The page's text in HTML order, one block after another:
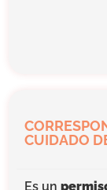
CUIDADO
Es un